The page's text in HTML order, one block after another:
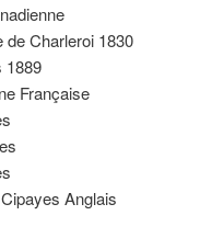
Charleroi 1830
1889
Française
Anglais